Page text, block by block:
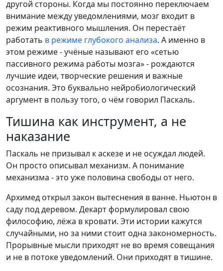
другой стороны. Когда мы постоянно переключаем
внимание между уведомлениями, мозг входит в
режим реактивного мышления. Он перестаёт
работать в режиме глубокого анализа. А именно в
этом режиме - учёные называют его «сетью
пассивного режима работы мозга» - рождаются
лучшие идеи, творческие решения и важные
осознания. Это буквально нейробиологический
аргумент в пользу того, о чём говорил Паскаль.
Тишина как инструмент, а не
наказание
Паскаль не призывал к аскезе и не осуждал людей.
Он просто описывал механизм. А понимание
механизма - это уже половина свободы от него.
Архимед открыл закон вытеснения в ванне. Ньютон в
саду под деревом. Декарт формулировал свою
философию, лёжа в кровати. Эти истории кажутся
случайными, но за ними стоит одна закономерность.
Прорывные мысли приходят не во время совещания
и не в потоке уведомлений. Они приходят в тишине.